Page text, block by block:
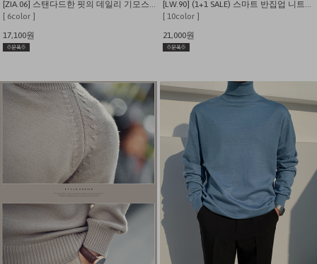
[ZIA.06] 스탠다드한 핏의 데일리 기모스판긴폴라
[ 6color ]
17,100원
[LW.90] (1+1 SALE) 스마트 반집업 니트지 긴팔 티셔츠
[ 10color ]
21,000원